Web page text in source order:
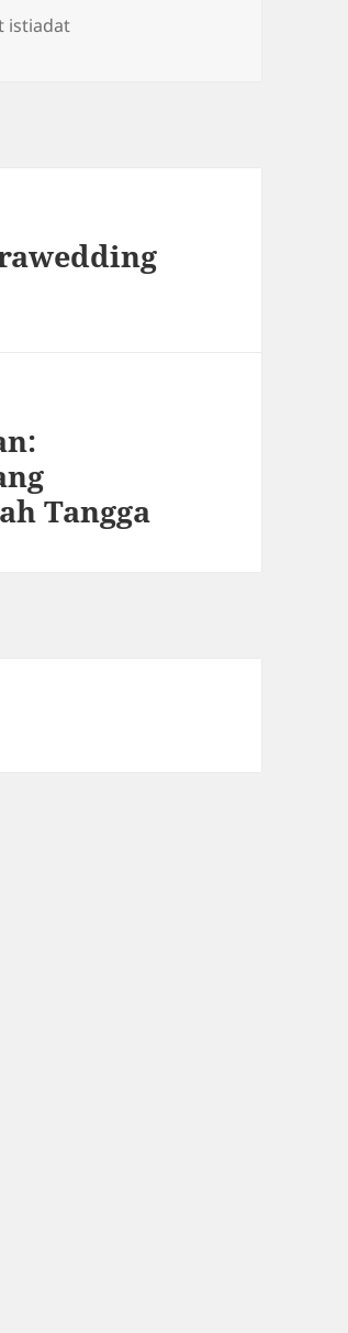
istiadat
Tangga